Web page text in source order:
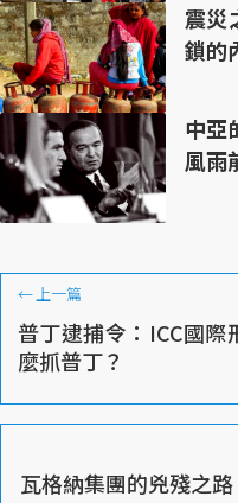
震災
鎖的
中亞
風雨
←上一篇
普丁逮捕令：ICC國
麼抓普丁？
瓦格納集團的兇殘之